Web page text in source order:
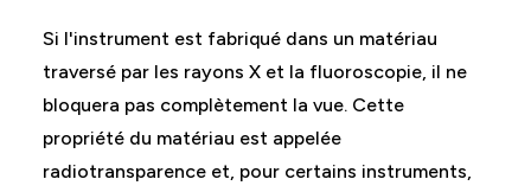
Si l'instrument est fabriqué dans un matériau
traversé par les rayons X et la fluoroscopie, il ne
bloquera pas complètement la vue. Cette
propriété du matériau est appelée
radiotransparence et, pour certains instruments,